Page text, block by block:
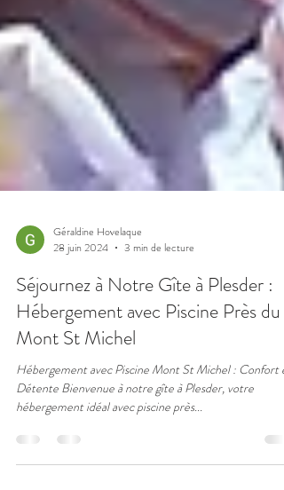
Géraldine Hovelaque
28 juin 2024
3 min de lecture
Séjournez à Notre Gîte à Plesder :
Hébergement avec Piscine Près du
Mont St Michel
Détente Bienvenue à notre gîte à Plesder, votre
hébergement idéal avec piscine près...